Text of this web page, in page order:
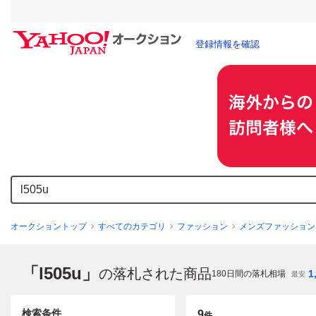
登録情報を確認
オークショントップ すべてのカテゴリ ファッション メンズファッション
「l505u」 の落札された商品180日間の落札相場 最安
検索条件